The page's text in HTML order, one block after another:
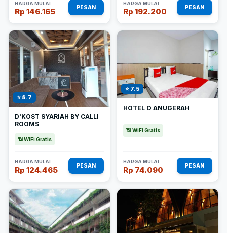
HARGA MULAI
Rp 146.165 PESAN
HARGA MULAI
Rp 192.200 PESAN
⭐ 8.7
D'KOST SYARIAH BY CALLI
ROOMS
📶 WiFi Gratis
HARGA MULAI
Rp 124.465 PESAN
⭐ 7.5
HOTEL O ANUGERAH
📶 WiFi Gratis
HARGA MULAI
Rp 74.090 PESAN